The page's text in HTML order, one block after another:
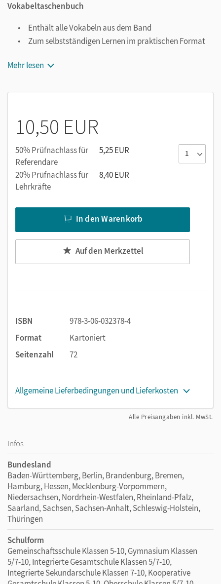
Vokabeltaschenbuch
Enthält alle Vokabeln aus dem Band
Zum selbstständigen Lernen im praktischen Format
Mehr lesen
10,50 EUR
50% Prüfnachlass für
Referendare
5,25 EUR
20% Prüfnachlass für
Lehrkräfte
8,40 EUR
In den Warenkorb
Auf den Merkzettel
ISBN
978-3-06-032378-4
Format
Kartoniert
Seitenzahl
72
Allgemeine Lieferbedingungen und Lieferkosten
Alle Preisangaben inkl. MwSt.
Infos
Bundesland
Baden-Württemberg, Berlin, Brandenburg, Bremen,
Hamburg, Hessen, Mecklenburg-Vorpommern,
Niedersachsen, Nordrhein-Westfalen, Rheinland-Pfalz,
Saarland, Sachsen, Sachsen-Anhalt, Schleswig-Holstein,
Thüringen
Schulform
Gemeinschaftsschule Klassen 5-10, Gymnasium Klassen
5/7-10, Integrierte Gesamtschule Klassen 5/7-10,
Integrierte Sekundarschule Klassen 7-10, Kooperative